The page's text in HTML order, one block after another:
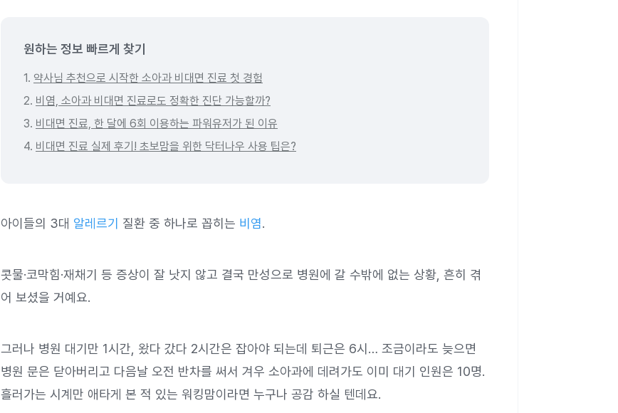
원하는 정보 빠르게 찾기
1. 약사님 추천으로 시작한 소아과 비대면 진료 첫 경험
2. 비염, 소아과 비대면 진료로도 정확한 진단 가능할까?
3. 비대면 진료, 한 달에 6회 이용하는 파워유저가 된 이유
4. 비대면 진료 실제 후기! 초보맘을 위한 닥터나우 사용 팁은?
아이들의 3대 알레르기 질환 중 하나로 꼽히는 비염.
콧물·코막힘·재채기 등 증상이 잘 낫지 않고 결국 만성으로 병원에 갈 수밖에 없는 상황, 흔히 겪
어 보셨을 거예요.
그러나 병원 대기만 1시간, 왔다 갔다 2시간은 잡아야 되는데 퇴근은 6시… 조금이라도 늦으면
병원 문은 닫아버리고 다음날 오전 반차를 써서 겨우 소아과에 데려가도 이미 대기 인원은 10명.
흘러가는 시계만 애타게 본 적 있는 워킹맘이라면 누구나 공감 하실 텐데요.